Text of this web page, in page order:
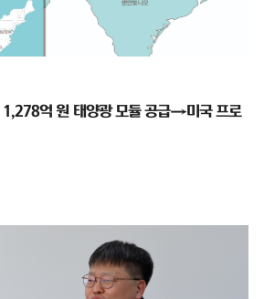
1,278억 원 태양광 모듈 공급→미국 프로